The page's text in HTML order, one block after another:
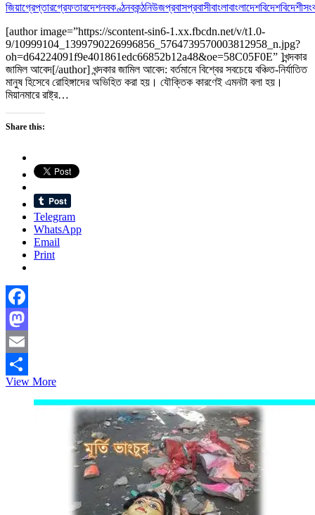
জিয়াগ্রেপ্তারগ্রেফতারদেশনবকণ্ঠনবকন্ঠনিউজপ্রবাসপ্রবাসীবাংলাবাংলাদেশবিদেশবিদেশী
[author image=”https://scontent-sin6-1.xx.fbcdn.net/v/t1.0-
9/10999104_1399790226996856_5764739570003812958_n.jpg?
oh=d64224091f9e401861edc66852b12a48&oe=58C05F0E” ]খন্দকার
জামিল আবেদ[/author] খন্দকার জামিল আবেদ: বর্তমানে বিশ্বের সবচেয়ে বঞ্চিত-নির্যাতিত
মানুষ হিসেবে রোহিঙ্গাদের অভিহিত করা হয়। যৌক্তিক কারণেই এমনটা বলা হয়।
মিয়ানমারে রাষ্ট্র…
Share this:
Telegram
WhatsApp
Email
Print
Facebook
Mastodon
Email
Share
View Moreনিরপরাধ
জ্যান্ত
মিয়ানমারের
বৌদ্ধরা